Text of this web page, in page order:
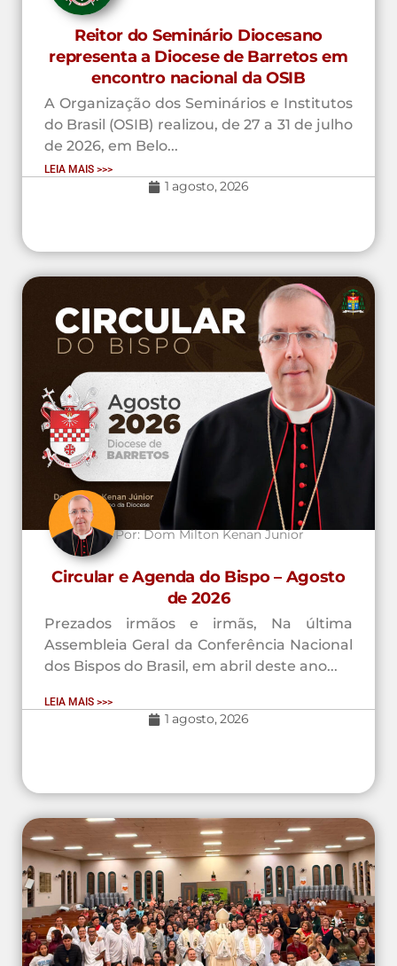
Reitor do Seminário Diocesano
representa a Diocese de Barretos em
encontro nacional da OSIB
A Organização dos Seminários e Institutos
do Brasil (OSIB) realizou, de 27 a 31 de julho
de 2026, em Belo...
LEIA MAIS >>>
1 agosto, 2026
Por:Dom Milton Kenan Junior
Circular e Agenda do Bispo – Agosto
de 2026
Prezados irmãos e irmãs, Na última
Assembleia Geral da Conferência Nacional
dos Bispos do Brasil, em abril deste ano...
LEIA MAIS >>>
1 agosto, 2026